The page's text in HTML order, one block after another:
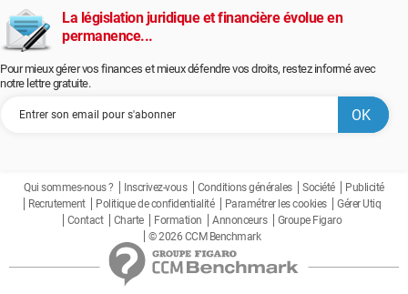
La législation juridique et financière évolue en
permanence...
Pour mieux gérer vos finances et mieux défendre vos droits, restez informé avec
notre lettre gratuite.
Qui sommes-nous ? Inscrivez-vous Conditions générales Société
Publicité
Recrutement
Politique de confidentialité Paramétrer les cookies
Gérer Utiq
Contact
Charte Formation Annonceurs
Groupe Figaro
© 2026 CCM Benchmark